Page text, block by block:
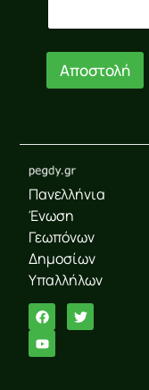
l
m
i
m
i
l
Αποστολή
Πανελλήνια
Ένωση
Γεωπόνων
Δημοσίων
Υπαλλήλων